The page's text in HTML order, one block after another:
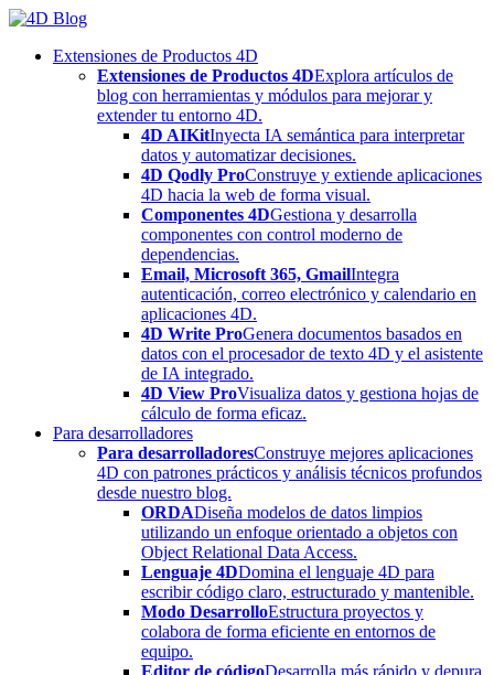
Skip
contentExtensiones de Productos 4D
Extensiones de Productos 4DExplora artículos de
blog con herramientas y módulos para mejorar y
extender tu entorno 4D.
4D AIKitInyecta IA semántica para interpretar
datos y automatizar decisiones.
4D Qodly ProConstruye y extiende aplicaciones
4D hacia la web de forma visual.
Componentes 4DGestiona y desarrolla
componentes con control moderno de
dependencias.
Email, Microsoft 365, GmailIntegra
autenticación, correo electrónico y calendario en
aplicaciones 4D.
4D Write ProGenera documentos basados en
datos con el procesador de texto 4D y el asistente
de IA integrado.
4D View ProVisualiza datos y gestiona hojas de
cálculo de forma eficaz.
Para desarrolladores
Para desarrolladoresConstruye mejores aplicaciones
4D con patrones prácticos y análisis técnicos profundos
desde nuestro blog.
ORDADiseña modelos de datos limpios
utilizando un enfoque orientado a objetos con
Object Relational Data Access.
Lenguaje 4DDomina el lenguaje 4D para
escribir código claro, estructurado y mantenible.
Modo DesarrolloEstructura proyectos y
colabora de forma eficiente en entornos de
equipo.
Editor de códigoDesarrolla más rápido y depura